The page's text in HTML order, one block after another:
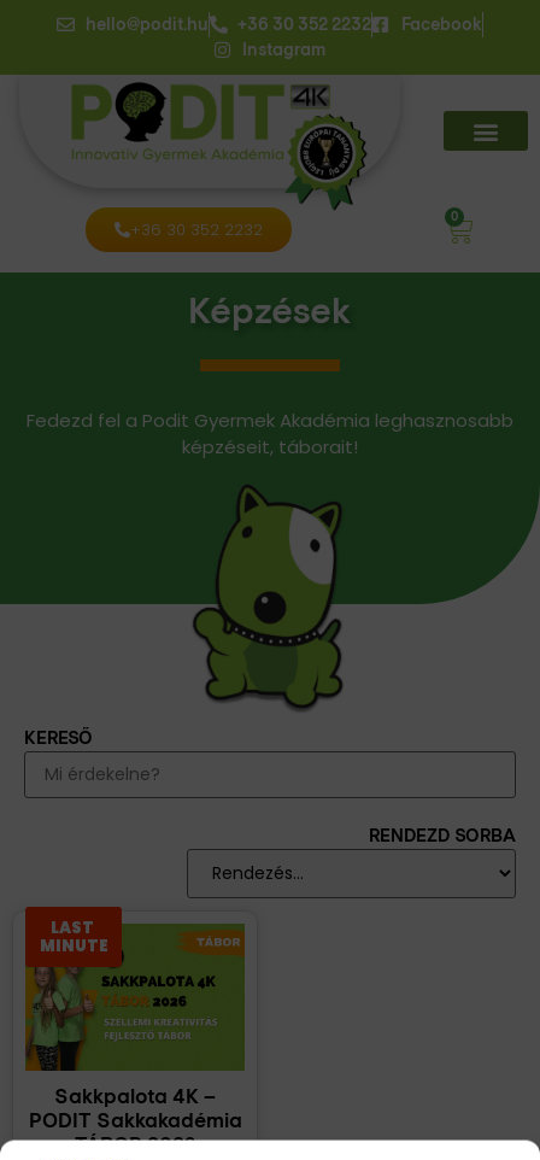
hello@podit.hu +36 30 352 2232
Facebook
Instagram
+36 30 352 2232
0
Képzések
Fedezd fel a Podit Gyermek Akadémia leghasznosabb
képzéseit, táborait!
KERESŐ
RENDEZD SORBA
LAST
MINUTE
Sakkpalota 4K –
PODIT Sakkakadémia
TÁBOR 2026